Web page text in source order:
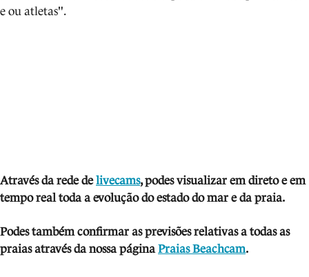
e ou atletas".
Através da rede delivecams, podes visualizar em direto e em
tempo real toda a evolução do estado do mar e da praia.
Podes também confirmar as previsões relativas a todas as
praias através da nossa páginaPraias Beachcam.